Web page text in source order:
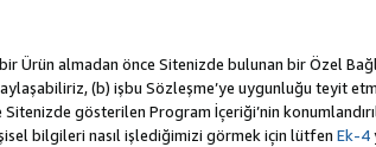
Ürün almadan önce Sitenizde bulunan bir Özel
(b) işbu Sözleşme’ye uygunluğu teyit
gösterilen Program İçeriği’nin
bilgileri nasıl işlediğimizi görmek için lütfen Ek-4